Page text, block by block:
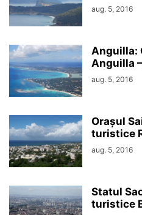
aug. 5, 2016
Anguilla:
Anguilla
aug. 5, 2016
Orașul
turistice
aug. 5, 2016
Statul
turistice